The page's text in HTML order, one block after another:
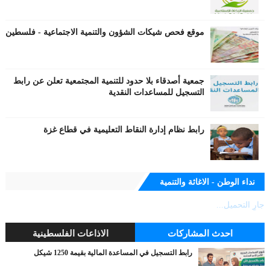
موقع فحص شيكات الشؤون والتنمية الاجتماعية - فلسطين
جمعية أصدقاء بلا حدود للتنمية المجتمعية تعلن عن رابط
التسجيل للمساعدات النقدية
رابط نظام إدارة النقاط التعليمية في قطاع غزة
نداء الوطن - الاغاثة والتنمية
جارٍ التحميل...
احدث المشاركات الاذاعات الفلسطينية
رابط التسجيل في المساعدة المالية بقيمة 1250 شيكل